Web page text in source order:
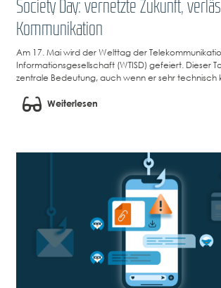
Society Day: vernetzte Zukunft,
Kommunikation
Am 17. Mai wird der Welttag der
Informationsgesellschaft (WTISD) gefeiert. Dieser
zentrale Bedeutung, auch wenn er sehr technisch
Weiterlesen